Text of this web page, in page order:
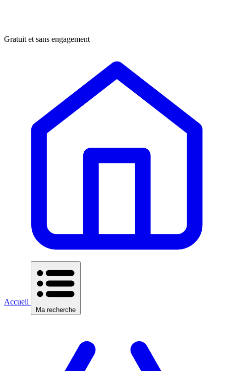
Gratuit et sans engagement
Accueil
Ma recherche